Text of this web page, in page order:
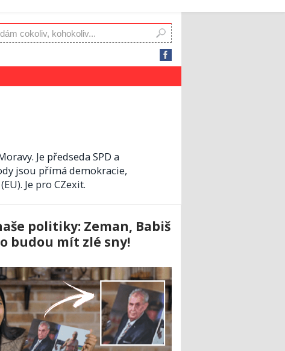
Je předseda SPD a
jsou přímá demokracie,
Je pro CZexit.
politiky: Zeman, Babiš
budou mít zlé sny!